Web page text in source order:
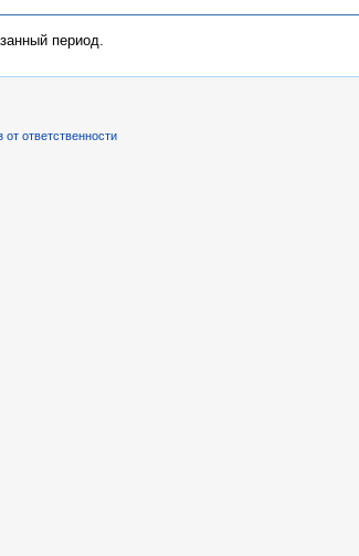
период.
от ответственности